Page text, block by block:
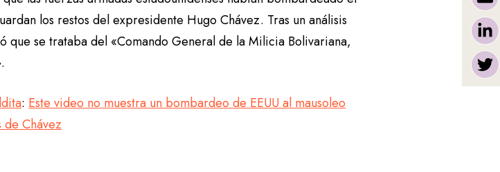
los restos del expresidente Hugo Chávez. Tras un análisis
que se trataba del «Comando General de la Milicia Bolivariana,
: Este video no muestra un bombardeo de EEUU al mausoleo
de Chávez